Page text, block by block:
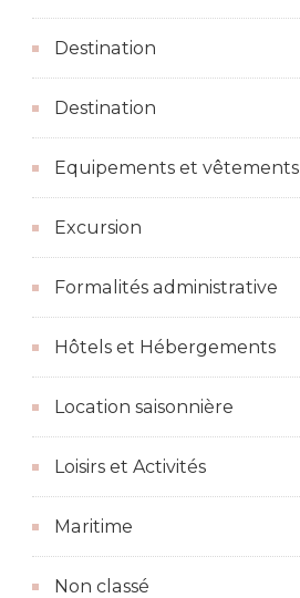
Destination
Destination
Equipements et vêtements
Excursion
Formalités administrative
Hôtels et Hébergements
Location saisonnière
Loisirs et Activités
Maritime
Non classé